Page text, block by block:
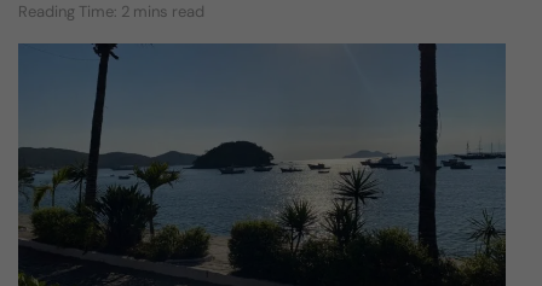
Reading Time: 2 mins read